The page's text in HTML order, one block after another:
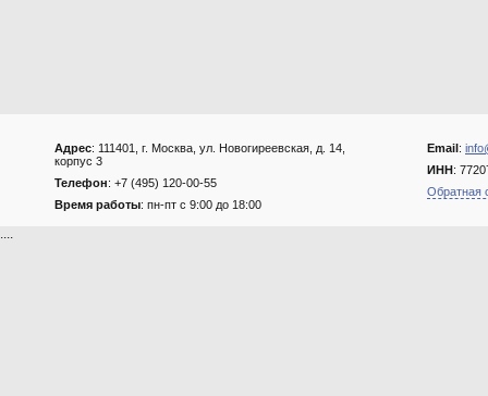
Адрес: 111401, г. Москва, ул. Новогиреевская, д. 14,
корпус 3
Телефон: +7 (495) 120-00-55
Время работы: пн-пт с 9:00 до 18:00
Email:
ИНН:
Обратная
....